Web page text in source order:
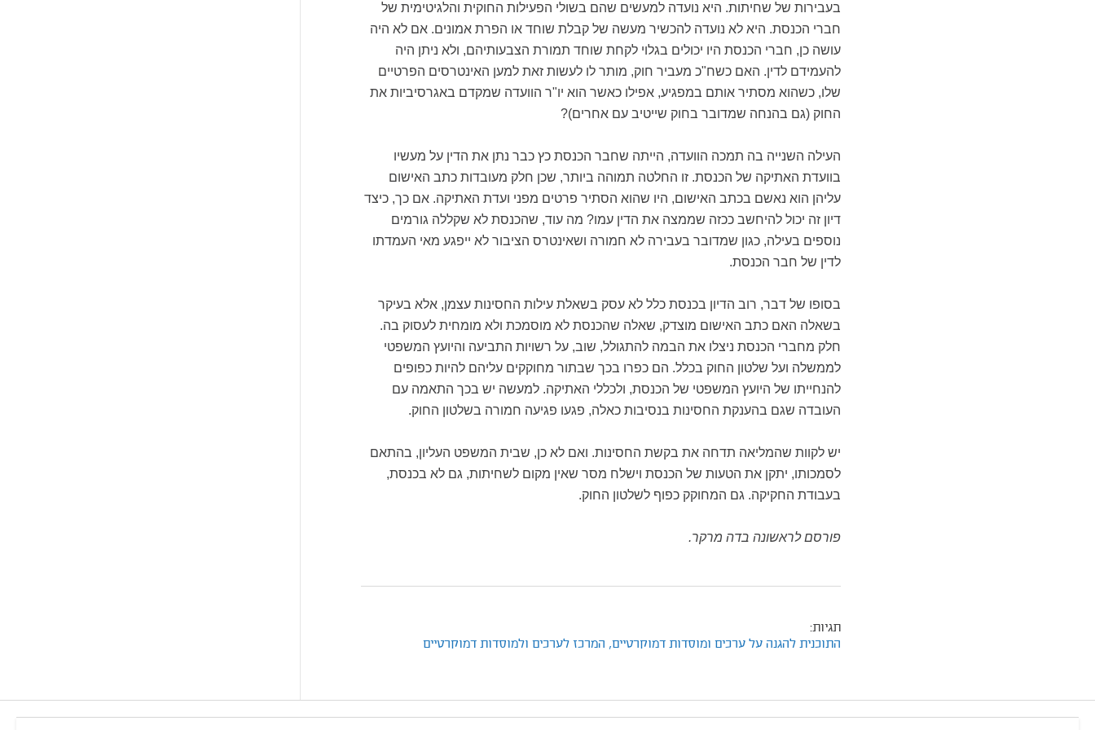
בעבירות של שחיתות. היא נועדה למעשים שהם בשולי הפעילות החוקית והלגיטימית של
חברי הכנסת. היא לא נועדה להכשיר מעשה של קבלת שוחד או הפרת אמונים. אם לא היה
עושה כן, חברי הכנסת היו יכולים בגלוי לקחת שוחד תמורת הצבעותיהם, ולא ניתן היה
להעמידם לדין. האם כשח"כ מעביר חוק, מותר לו לעשות זאת למען האינטרסים הפרטיים
שלו, כשהוא מסתיר אותם במפגיע, אפילו כאשר הוא יו"ר הוועדה שמקדם באגרסיביות את
החוק (גם בהנחה שמדובר בחוק שייטיב עם אחרים)?
העילה השנייה בה תמכה הוועדה, הייתה שחבר הכנסת כץ כבר נתן את הדין על מעשיו
בוועדת האתיקה של הכנסת. זו החלטה תמוהה ביותר, שכן חלק מעובדות כתב האישום
עליהן הוא נאשם בכתב האישום, היו שהוא הסתיר פרטים מפני ועדת האתיקה. אם כך, כיצד
דיון זה יכול להיחשב ככזה שממצה את הדין עמו? מה עוד, שהכנסת לא שקללה גורמים
נוספים בעילה, כגון שמדובר בעבירה לא חמורה ושאינטרס הציבור לא ייפגע מאי העמדתו
לדין של חבר הכנסת.
בסופו של דבר, רוב הדיון בכנסת כלל לא עסק בשאלת עילות החסינות עצמן, אלא בעיקר
בשאלה האם כתב האישום מוצדק, שאלה שהכנסת לא מוסמכת ולא מומחית לעסוק בה.
חלק מחברי הכנסת ניצלו את הבמה להתגולל, שוב, על רשויות התביעה והיועץ המשפטי
לממשלה ועל שלטון החוק בכלל. הם כפרו בכך שבתור מחוקקים עליהם להיות כפופים
להנחייתו של היועץ המשפטי של הכנסת, ולכללי האתיקה. למעשה יש בכך התאמה עם
העובדה שגם בהענקת החסינות בנסיבות כאלה, פגעו פגיעה חמורה בשלטון החוק.
יש לקוות שהמליאה תדחה את בקשת החסינות. ואם לא כן, שבית המשפט העליון, בהתאם
לסמכותו, יתקן את הטעות של הכנסת וישלח מסר שאין מקום לשחיתות, גם לא בכנסת,
בעבודת החקיקה. גם המחוקק כפוף לשלטון החוק.
פורסם לראשונה בדה מרקר.
תגיות:
התוכנית להגנה על ערכים ומוסדות דמוקרטיים, המרכז לערכים ולמוסדות דמוקרטיים